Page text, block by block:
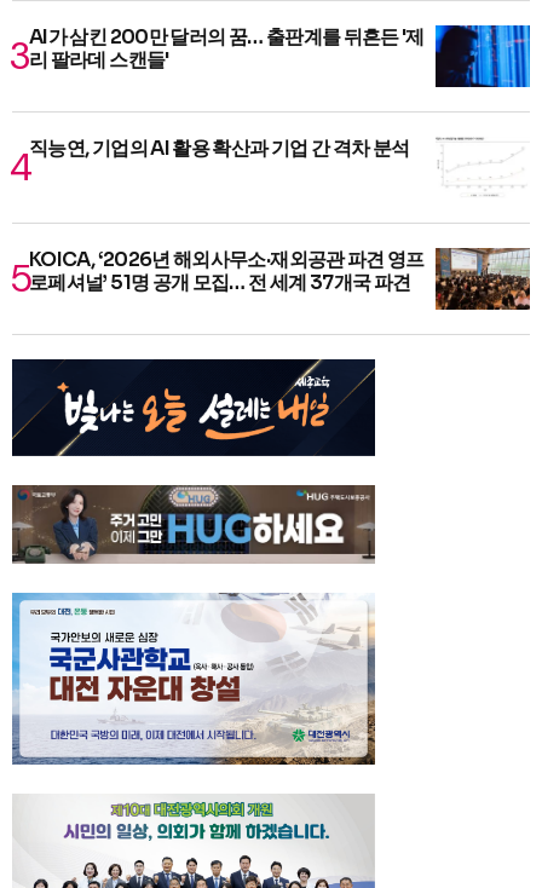
AI가 삼킨 200만 달러의 꿈… 출판계를 뒤흔든 '제
리 팔라데 스캔들'
직능연, 기업의 AI 활용 확산과 기업 간 격차 분석
KOICA, ‘2026년 해외사무소·재외공관 파견 영프
로페셔널’ 51명 공개 모집… 전 세계 37개국 파견